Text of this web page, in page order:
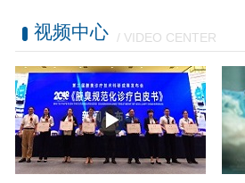
视频中心 / VIDEO CENTER